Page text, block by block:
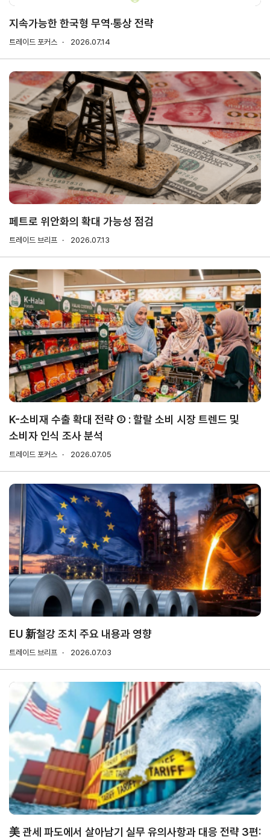
여행카
드
ABTC
회의실
임대
수출입
물류포
털
해외지
부
현지지
원
·KITA
POST
랜치
자문·상담
Trade
Pro
TradePro's
초이스
1:1상담
오픈상담
AI
상담
전문가
채용
컨설팅
무역현장컨설팅
FTA컨설팅
무역실
용어
서식
회계
사례
무역실무
매뉴얼
건의
Q&A
자주묻는
질문
협회소개
홈 회장
인사말
역대회장
연혁
조직
소개
사업
추진
과제
경영
공시
의사결정기구
정관
출자법인
무역센터
현황
윤리
경영
무역센터
윤리헌장
협회윤리강령
안전
보건
경영
경영방침
사회
공헌
활동
활동소개
CI규
정/
서체
채용
인재상
채용절차
직원채용FAQ
찾아
오시
는 길
지속가능한 한국형 무역·통상 전략
트레이드 포커스 2026.07.14
페트로 위안화의 확대 가능성 점검
트레이드 브리프 2026.07.13
K-소비재 수출 확대 전략 ③ : 할랄 소비 시장 트렌드 및
소비자 인식 조사 분석
트레이드 포커스 2026.07.05
EU 新철강 조치 주요 내용과 영향
트레이드 브리프 2026.07.03
美 관세 파도에서 살아남기 실무 유의사항과 대응 전략 3편: